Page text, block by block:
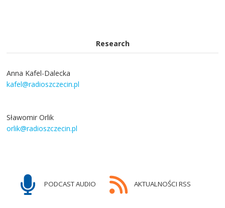
Research
Anna Kafel-Dalecka
kafel@radioszczecin.pl
Sławomir Orlik
orlik@radioszczecin.pl
PODCAST AUDIO AKTUALNOŚCI RSS